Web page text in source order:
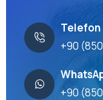
Telefon
+90
+90